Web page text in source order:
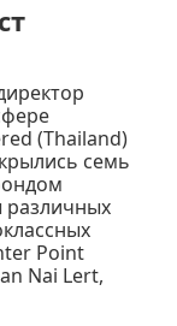
(Thailand)
семь
различных
Point
Nai Lert,